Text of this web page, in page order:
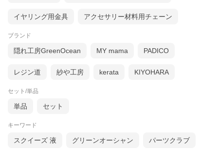
イヤリング用金具 アクセサリー材料用チェーン
ブランド
隠れ工房GreenOcean MY mama PADICO
レジン道 紗や工房 kerata KIYOHARA
セット/単品
単品 セット
キーワード
スクイーズ 液 グリーンオーシャン パーツクラブ